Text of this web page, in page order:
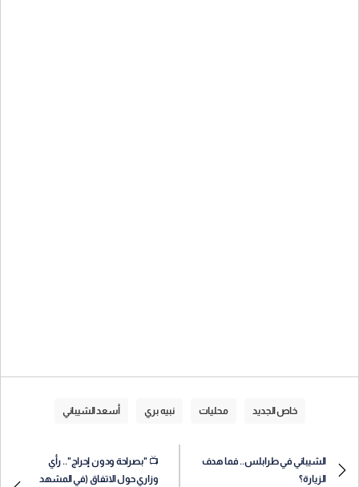
خاص الجديد محليات نبيه بري أسعد الشيباني
الشيباني في طرابلس.. فما هدف
الزيارة؟
📺 "بصراحة ودون إحراج".. رأي
وزاري حول الاتفاق (في المشهد